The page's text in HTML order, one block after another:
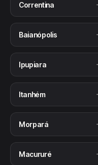
Correntina
Baianópolis
Ipupiara
Itanhém
Morpará
Macururé